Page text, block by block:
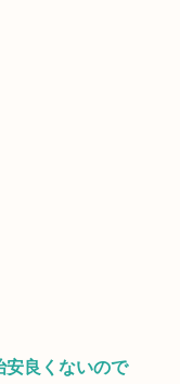
安良くないので